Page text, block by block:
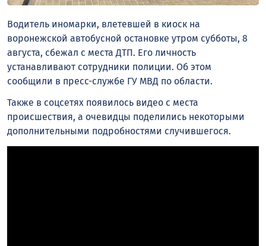
Водитель иномарки, влетевшей в киоск на
воронежской автобусной остановке утром субботы, 8
августа, сбежал с места ДТП. Его личность
устанавливают сотрудники полиции. Об этом
сообщили в пресс-службе ГУ МВД по области.
Также в соцсетях появилось видео с места
происшествия, а очевидцы поделились некоторыми
дополнительными подробностями случившегося.